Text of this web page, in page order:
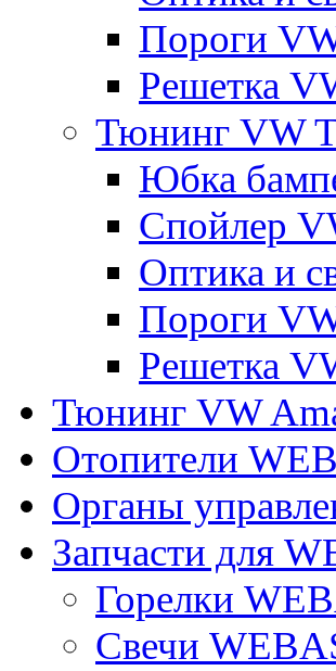
Пороги
Решетка
Тюнинг VW
Юбка
Спойлер
Оптика и
Пороги
Решетка
Тюнинг VW
Отопители
Органы
Запчасти для
Горелки
Свечи